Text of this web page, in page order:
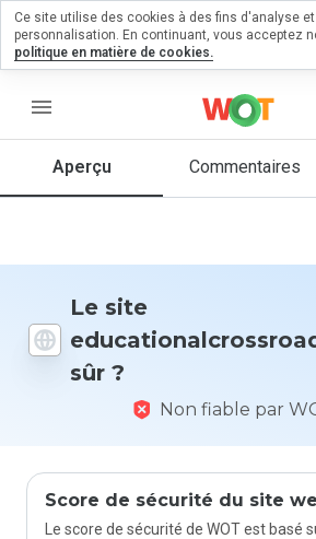
menu
Aperçu Commentaires
Le site
sûr ?
Non fiable par
Score de sécurité du site
Le score de sécurité de WOT est basé
commentaire
Quelle
donneriez-
Ce site utilise des cookies à des fins d'analyse
personnalisation. En continuant, vous acceptez
politique en matière de cookies.